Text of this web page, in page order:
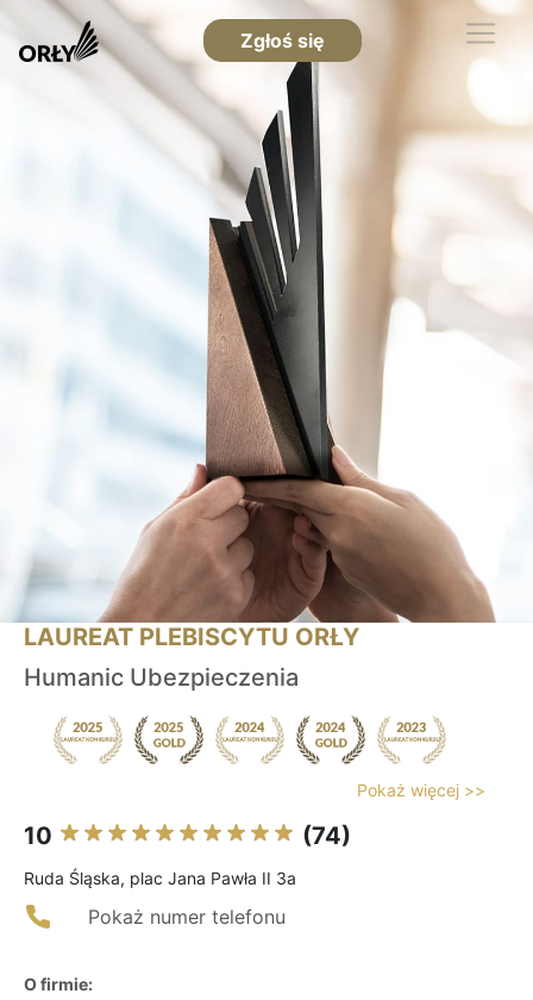
Zgłoś się
LAUREAT PLEBISCYTU ORŁY
Humanic Ubezpieczenia
Pokaż więcej >>
10 (74)
Ruda Śląska, plac Jana Pawła II 3a
Pokaż numer telefonu
O firmie: